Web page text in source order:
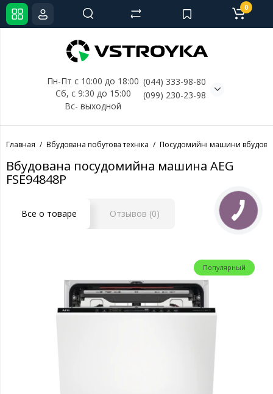
Пн-Пт с 10:00 до 18:00
Сб, с 9:30 до 15:00
Вс- выходной
(044) 333-98-80
(099) 230-23-98
0
Главная Вбудована побутова техніка Посудомийні машини
Вбудована посудомийна машина AEG
FSE94848P
Все о товаре Отзывов (0)
Популярный